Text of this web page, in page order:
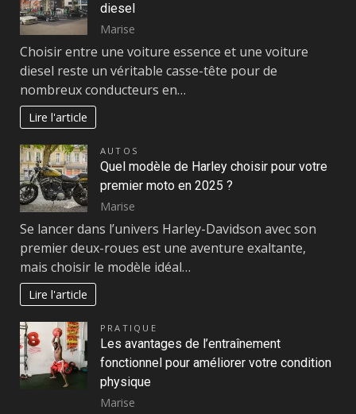
diesel
Marise
Choisir entre une voiture essence et une voiture
diesel reste un véritable casse-tête pour de
nombreux conducteurs en…
Lire l'article
AUTOS
Quel modèle de Harley choisir pour votre
premier moto en 2025 ?
Marise
Se lancer dans l’univers Harley-Davidson avec son
premier deux-roues est une aventure exaltante,
mais choisir le modèle idéal…
Lire l'article
PRATIQUE
Les avantages de l’entraînement
fonctionnel pour améliorer votre condition
physique
Marise